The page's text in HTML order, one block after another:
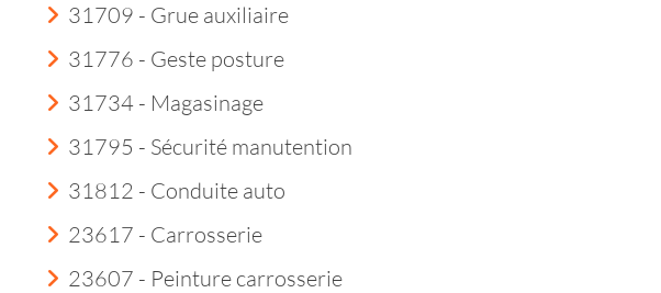
31709 - Grue auxiliaire
31776 - Geste posture
31734 - Magasinage
31795 - Sécurité manutention
31812 - Conduite auto
23617 - Carrosserie
23607 - Peinture carrosserie